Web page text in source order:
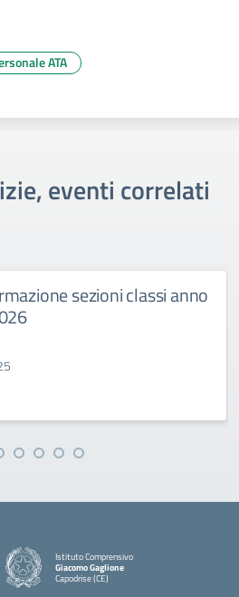
ATA
eventi correlati
sezioni classi anno
Istituto Comprensivo
Giacomo Gaglione
Capodrise (CE)
— Visita la pagina iniziale della scuola